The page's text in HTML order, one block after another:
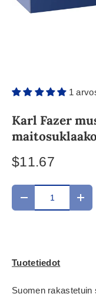
1
Karl Fazer
$11.67
Määrä
Translation
Tuotetiedot
Suomen rakastetuin